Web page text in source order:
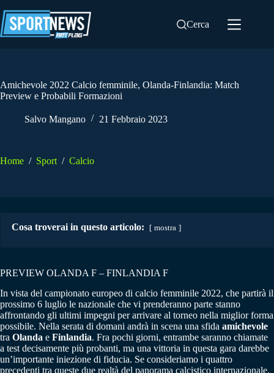
al
contenuto
Cerca
Amichevole 2022 Calcio femminile, Olanda-Finlandia: Match
Preview e Probabili Formazioni
Salvo Mangano 21 Febbraio 2023
Home / Sport / Calcio
Cosa troverai in questo articolo: mostra
PREVIEW OLANDA F – FINLANDIA F
In vista del campionato europeo di calcio femminile 2022, che partirà il
prossimo 6 luglio le nazionale che vi prenderanno parte stanno
affrontando gli ultimi impegni per arrivare al torneo nella miglior forma
possibile. Nella serata di domani andrà in scena una sfida amichevole
tra Olanda e Finlandia. Fra pochi giorni, entrambe saranno chiamate
a test decisamente più probanti, ma una vittoria in questa gara darebbe
un’importante iniezione di fiducia. Se consideriamo i quattro
precedenti tra queste due realtà del panorama calcistico internazionale,